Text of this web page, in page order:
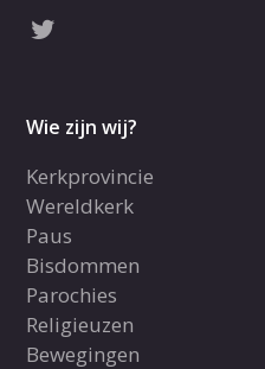
Wie zijn wij?
Kerkprovincie
Wereldkerk
Paus
Bisdommen
Parochies
Religieuzen
Bewegingen